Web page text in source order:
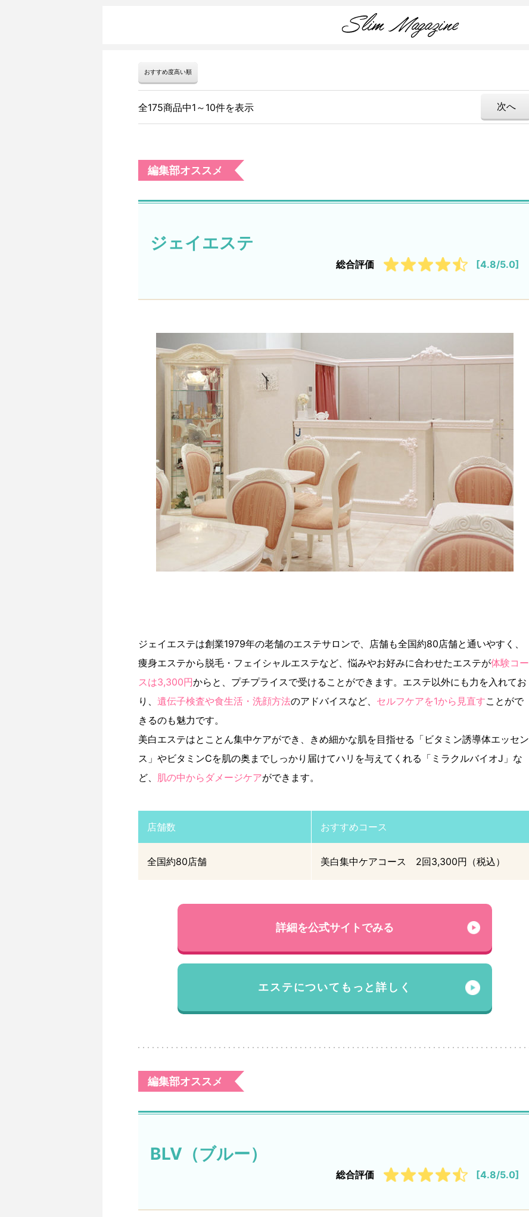
全175商品中1～10件を表示 次へ
編集部オススメ
ジェイエステ
総合評価 [4.8/5.0]
ジェイエステは創業1979年の老舗のエステサロンで、店舗も全国約80店舗と通いやすく、
痩身エステから脱毛・フェイシャルエステなど、悩みやお好みに合わせたエステが体験コー
スは3,300円からと、プチプライスで受けることができます。エステ以外にも力を入れてお
り、 遺伝子検査や食生活・洗顔方法のアドバイスなど、 セルフケアを1から見直すことがで
きるのも魅力です。
美白エステはとことん集中ケアができ、きめ細かな肌を目指せる「ビタミン誘導体エッセン
ス」やビタミンCを肌の奥までしっかり届けてハリを与えてくれる「ミラクルバイオJ」な
ど、 肌の中からダメージケアができます。
店舗数 おすすめコース
全国約80店舗 美白集中ケアコース 2回3,300円（税込）
詳細を公式サイトでみる
エステについてもっと詳しく
編集部オススメ
BLV（ブルー）
総合評価 [4.8/5.0]